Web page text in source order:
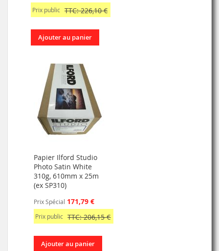
Prix public TTC: 226,10 €
Ajouter au panier
Papier Ilford Studio
Photo Satin White
310g, 610mm x 25m
(ex SP310)
Prix Spécial 171,79 €
Prix public TTC: 206,15 €
Ajouter au panier